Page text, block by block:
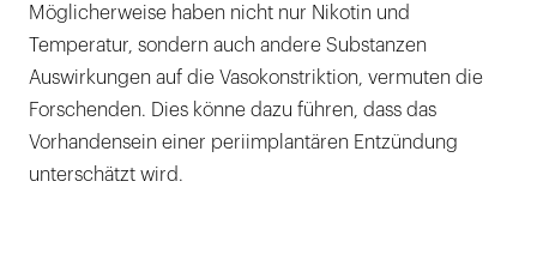
Möglicherweise haben nicht nur Nikotin und
Temperatur, sondern auch andere Substanzen
Auswirkungen auf die Vasokonstriktion, vermuten die
Forschenden. Dies könne dazu führen, dass das
Vorhandensein einer periimplantären Entzündung
unterschätzt wird.